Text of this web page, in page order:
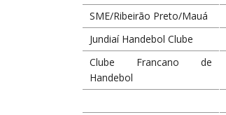
SME/Ribeirão Preto/Mauá
Jundiaí Handebol Clube
Clube Francano de
Handebol